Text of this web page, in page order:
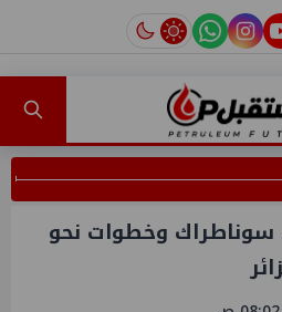
youtube
instagram
tiktok
وخطوات نحو